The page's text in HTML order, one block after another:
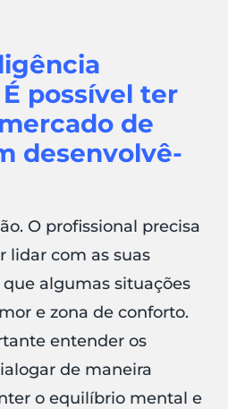
possível ter
de
desenvolvê-
O profissional precisa
lidar com as suas
algumas situações
e zona de conforto.
entender os
de maneira
o equilíbrio mental e